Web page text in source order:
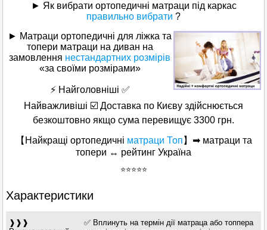
► Як вибрати ортопедичні матраци під каркас
правильно вибрати ?
► Матраци ортопедичні для ліжка та
топери матраци на диван на
замовлення нестандартних розмірів
«за своїми розмірами»
⚡ Найголовніші ✅
Найважливіші ☑️ Доставка по Києву здійснюється
безкоштовно якщо сума перевищує 3300 грн.
【 Найкращі ортопедичні матраци Топ 】 ➡ матраци та
топери ↔ рейтинг Україна
⭐⭐⭐⭐⭐
Характеристики
❱❱❱
✅ Вплинуть на термін дії матраца або топпера